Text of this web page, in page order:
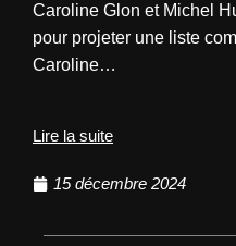
Caroline Glon et Michel
pour projeter une liste
Caroline…
Lire la suite
15 décembre 2024